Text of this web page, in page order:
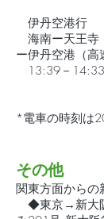
伊丹空港行
海南ー天王寺
ー伊丹空港（高
13:39－
*電車の時刻は
その他
関東方面からの
◆東京→新大